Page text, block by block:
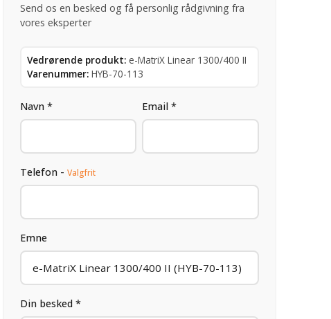
Send os en besked og få personlig rådgivning fra
vores eksperter
Vedrørende produkt: e-MatriX Linear 1300/400 II
Varenummer: HYB-70-113
Navn * Email *
Telefon - Valgfrit
Emne
Din besked *